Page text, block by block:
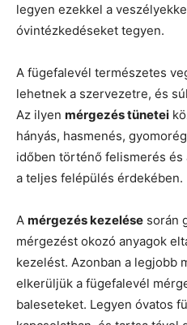
legyen ezekkel a
óvintézkedéseket tegyen.
A fügefalevél természetes
lehetnek a szervezetre, és
Az ilyen mérgezés tünetei
hányás, hasmenés,
időben történő felismerés
a teljes felépülés érdekében.
A mérgezés kezelése során
mérgezést okozó anyagok
kezelést. Azonban a legjobb
elkerüljük a fügefalevél
baleseteket. Legyen óvatos